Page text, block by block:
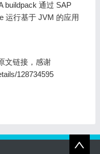
buildpack 通过 SAP
运行基于 JVM 的应用
文链接，感谢
128734595